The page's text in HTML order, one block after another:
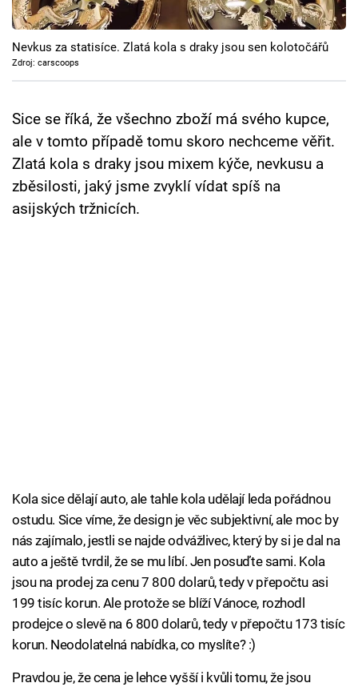
Cool Esport
Pořady
Sledujte prima+
Přihlášení
Nevkus za statisíce. Zlatá kola s draky jsou sen kolotočářů
Zdroj: carscoops
Sice se říká, že všechno zboží má svého kupce,
ale v tomto případě tomu skoro nechceme věřit.
Zlatá kola s draky jsou mixem kýče, nevkusu a
zběsilosti, jaký jsme zvyklí vídat spíš na
asijských tržnicích.
Kola sice dělají auto, ale tahle kola udělají leda pořádnou
ostudu. Sice víme, že design je věc subjektivní, ale moc by
nás zajímalo, jestli se najde odvážlivec, který by si je dal na
auto a ještě tvrdil, že se mu líbí. Jen posuďte sami. Kola
jsou na prodej za cenu 7 800 dolarů, tedy v přepočtu asi
199 tisíc korun. Ale protože se blíží Vánoce, rozhodl
prodejce o slevě na 6 800 dolarů, tedy v přepočtu 173 tisíc
korun. Neodolatelná nabídka, co myslíte? :)
Pravdou je, že cena je lehce vyšší i kvůli tomu, že jsou